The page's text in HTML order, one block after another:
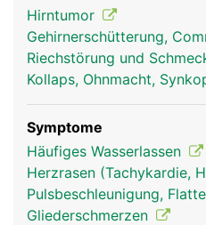
Unterseite die
Hormonhaushalt reguliert.
die Bewegungen, ist Sitz
des Gedächtnisses und
für das Gleichgewicht und
Bewegungen zuständig.
unser Gehirn auf eine
Sauerstoffversorgung
angewiesen. Eine
Hirntumor
Gehirnerschütterung,
Riechstörung und
Kollaps, Ohnmacht,
Symptome
Häufiges Wasserlassen
Herzrasen (Tachykardie,
Pulsbeschleunigung,
Gliederschmerzen